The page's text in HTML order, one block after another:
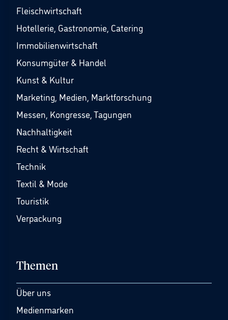
Fleischwirtschaft
Hotellerie, Gastronomie, Catering
Immobilienwirtschaft
Konsumgüter & Handel
Kunst & Kultur
Marketing, Medien, Marktforschung
Messen, Kongresse, Tagungen
Nachhaltigkeit
Recht & Wirtschaft
Technik
Textil & Mode
Touristik
Verpackung
Themen
Über uns
Medienmarken